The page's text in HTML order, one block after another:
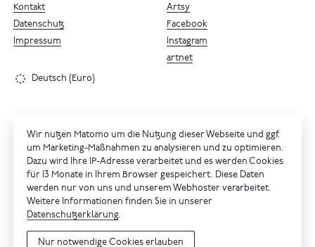
Artsy
Facebook
Instagram
artnet
Kontakt
Datenschutz
Impressum
Deutsch (Euro)
Wir nutzen Matomo um die Nutzung dieser Webseite und ggf.
um Marketing-Maßnahmen zu analysieren und zu optimieren.
Dazu wird Ihre IP-Adresse verarbeitet und es werden Cookies
für 13 Monate in Ihrem Browser gespeichert. Diese Daten
werden nur von uns und unserem Webhoster verarbeitet.
Weitere Informationen finden Sie in unserer
Datenschutzerklärung.
Nur notwendige Cookies erlauben